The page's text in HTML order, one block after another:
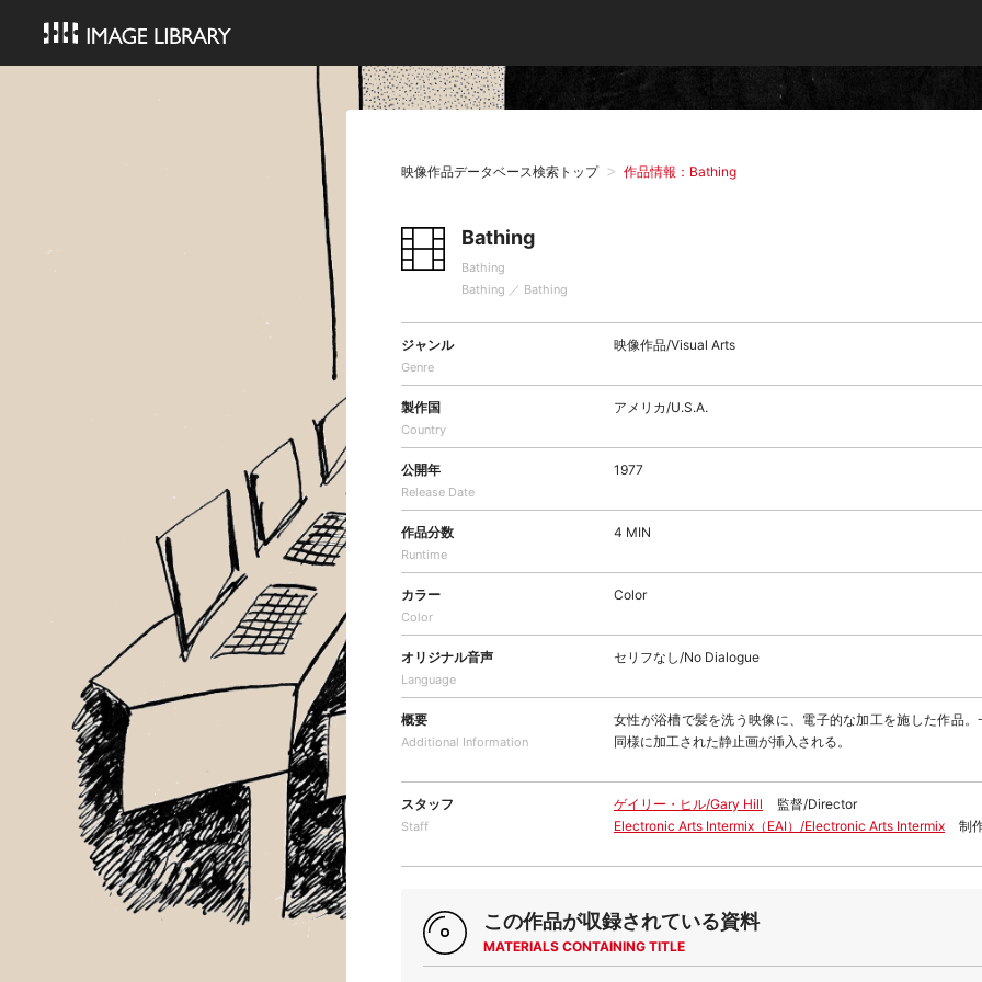
映像作品データベース検索トップ 作品情報：Bathing
Bathing
Bathing
Bathing ／ Bathing
ジャンル
Genre
映像作品/Visual Arts
製作国
Country
アメリカ/U.S.A.
公開年
Release Date
1977
作品分数
Runtime
4 MIN
カラー
Color
Color
オリジナル音声
Language
セリフなし/No Dialogue
概要
Additional Information
女性が浴槽で髪を洗う映像に、電子的な加工を施した作品
同様に加工された静止画が挿入される。
スタッフ
Staff
ゲイリー・ヒル/Gary Hill
監督/Director
Electronic Arts Intermix（EAI）/Electronic Arts Intermix
制
この作品が収録されている資料
MATERIALS CONTAINING TITLE